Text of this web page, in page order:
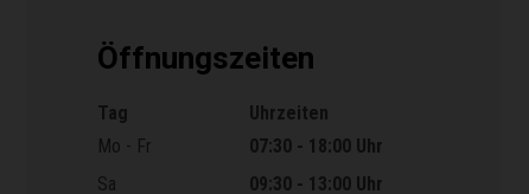
Öffnungszeiten
Öffnungszeiten
Tag
Uhrzeiten
Mo - Fr
07:30 - 18:00 Uhr
Sa
09:30 - 13:00 Uhr